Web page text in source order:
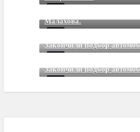
Малахова.
Закончили подбор
Закончили подбор